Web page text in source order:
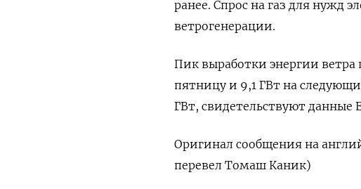
ранее. Спрос на газ для нужд
ветрогенерации.
Пик выработки энергии ветра
пятницу и 9,1 ГВт на
ГВт, свидетельствуют данные
Оригинал сообщения на
перевел Томаш Каник)